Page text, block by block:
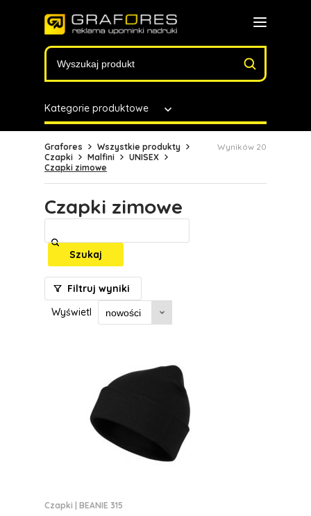
Kategorie produktowe
Grafores
Wszystkie produkty
Czapki
Malfini
UNISEX
Czapki zimowe
Wyników 20
Czapki zimowe
Szukaj
Filtruj wyniki
Wyświetl
Czapki BEANIE 315